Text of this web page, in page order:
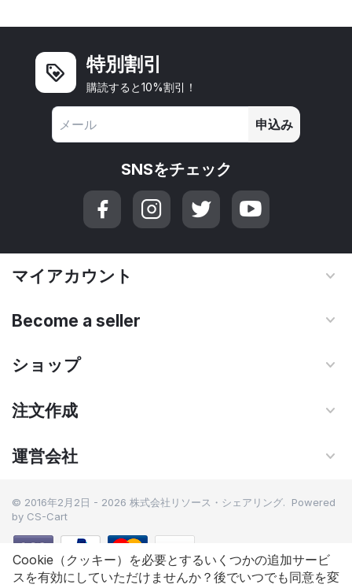
特別割引
購読すると10%割引！
申込み
SNSをチェック
マイアカウント
Become a seller
ショップ
注文作成
運営会社
© 2016年2月2日 - 2026 株式会社リソース・シェアリング. Powered
by CS-Cart
Cookie（クッキー）を必要とするいくつかの追加サービ
スを有効にしていただけませんか？後でいつでも同意を変